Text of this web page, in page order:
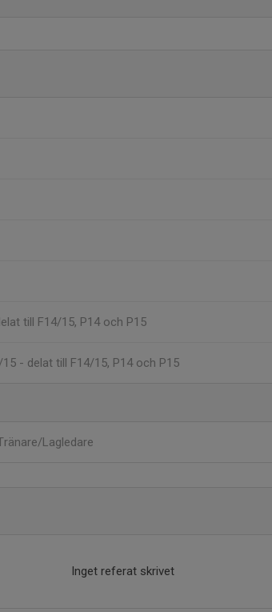
till F14/15, P14 och P15
15 - delat till F14/15, P14 och P15
Lagledare
Inget referat skrivet